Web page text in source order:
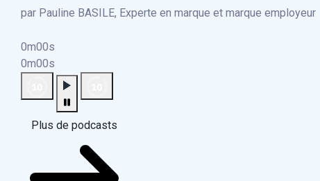
par Pauline BASILE, Experte en marque et marque employeur
0m00s
0m00s
Plus de podcasts